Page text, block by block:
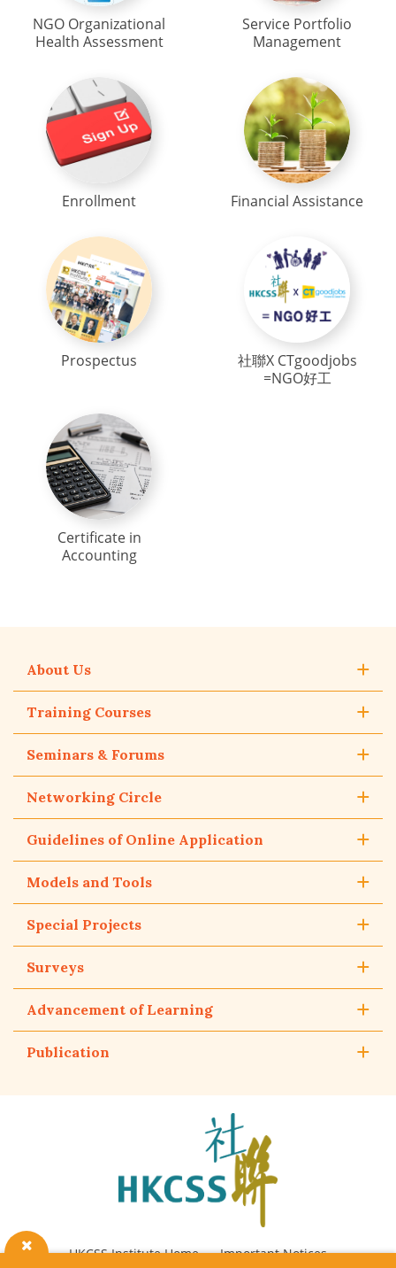
NGO Organizational
Health Assessment
Service Portfolio
Management
Enrollment Financial Assistance
Prospectus
社聯X CTgoodjobs
=NGO好工
Certificate in
Accounting
About Us
Training Courses
Seminars & Forums
Networking Circle
Guidelines of Online Application
Models and Tools
Special Projects
Surveys
Advancement of Learning
Publication
Council
HKCSS Institute Home
Important Notices